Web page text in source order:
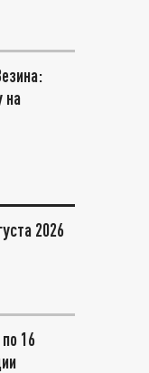
на
2026
16